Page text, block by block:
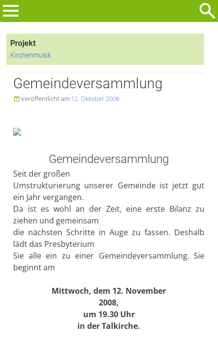
Zum
Inhalt
nach:Projekt
Kirchenmusik
Gemeindeversammlung
Veröffentlicht am 12. Oktober 2008
Gemeindeversammlung
Seit der großen
Umstrukturierung unserer Gemeinde ist jetzt gut
ein Jahr vergangen.
Da ist es wohl an der Zeit, eine erste Bilanz zu
ziehen und gemeinsam
die nächsten Schritte in Auge zu fassen. Deshalb
lädt das Presbyterium
Sie alle ein zu einer Gemeindeversammlung. Sie
beginnt am
Mittwoch, dem 12. November
2008,
um 19.30 Uhr
in der Talkirche.